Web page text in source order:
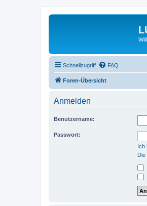
Schnellzugriff FAQ
Foren-Übersicht
Anmelden
Benutzername:
Passwort:
Ich